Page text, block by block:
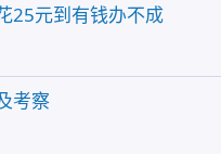
25元到有钱办不成
考察